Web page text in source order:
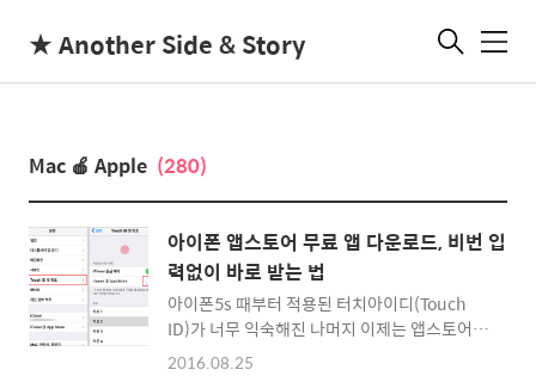
★ Another Side & Story 메
Mac 🍎 Apple (280)
아이폰 앱스토어 무료 앱 다운로드, 비번 입
력없이 바로 받는 법
아이폰5s 때부터 적용된 터치아이디(Touch
ID)가 너무 익숙해진 나머지 이제는 앱스토어에
서 앱을 다운받을 때 지문인식을 기본으로 사용
2016.08.25